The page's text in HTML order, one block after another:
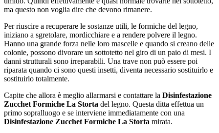
ma questo non voglia dire che devono rimanere.
Per riuscire a recuperare le sostanze utili, le formiche del legno,
iniziano a sgretolare, mordicchiare e a rendere polvere il legno.
Hanno una grande forza nelle loro mascelle e quando si creano delle
colonie, possono divorare un sottotetto nel giro di un paio di mesi. I
danni strutturali sono irreparabili. Una trave non può essere poi
riparata quando ci sono questi insetti, diventa necessario sostituirlo e
sostituirlo totalmente.
Capite che allora è meglio allarmarsi e contattare la Disinfestazione
Zucchet Formiche La Storta del legno. Questa ditta effettua un
primo sopralluogo e se interviene immediatamente con una
Disinfestazione Zucchet Formiche La Storta mirata.